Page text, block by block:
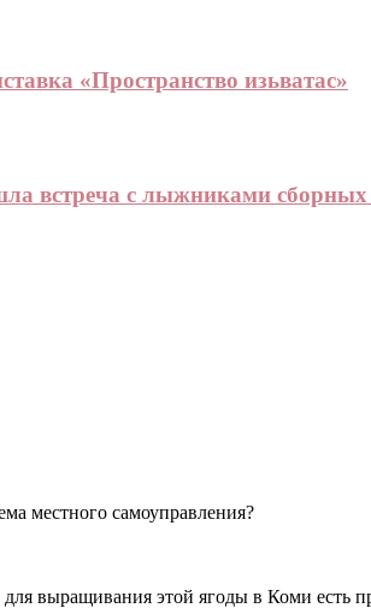
«Пространство изьватас»
встреча с лыжниками
местного самоуправления?
выращивания этой ягоды в Коми есть